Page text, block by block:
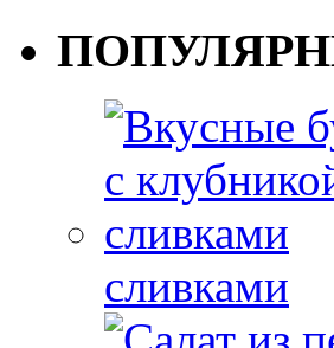
сливками